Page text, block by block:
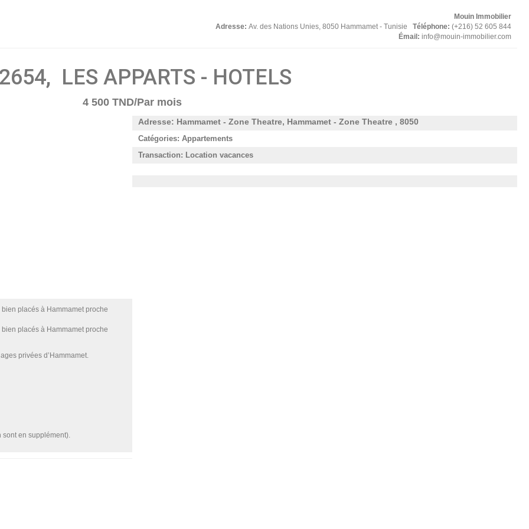
Mouin Immobilier
Adresse: Av. des Nations Unies, 8050 Hammamet - Tunisie Téléphone: (+216) 52 605 844
Émail: info@mouin-immobilier.com
LES APPARTS - HOTELS
4 500 TND/Par mois
placés à Hammamet proche
placés à Hammamet proche
privées d’Hammamet.
sont en supplément).
Adresse: Hammamet - Zone Theatre, Hammamet - Zone Theatre , 8050
Catégories: Appartements
Transaction: Location vacances